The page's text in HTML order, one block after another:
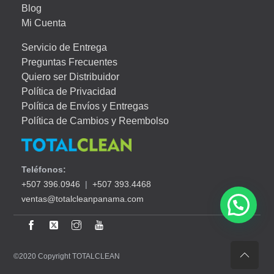
Blog
Mi Cuenta
Servicio de Entrega
Preguntas Frecuentes
Quiero ser Distribuidor
Política de Privacidad
Política de Envíos y Entregas
Política de Cambios y Reembolso
Teléfonos:
+507 396.0946 |+507 393.4468
ventas@totalcleanpanama.com
©2020 Copyright TOTALCLEAN